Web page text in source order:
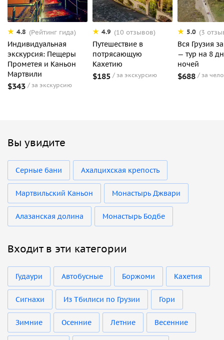
4.8 (Рейтинг гида)
Индивидуальная
экскурсия: Пещеры
Прометея и Каньон
Мартвили
$343 за экскурсию
4.9 (10 отзывов)
Путешествие в
потрясающую
Кахетию
$185 за экскурсию
5.0 (3
Вся Грузия
— тур на 8
ночей
$688 за
Вы увидите
Серные бани Ахалцихская крепость
Мартвильский Каньон Монастырь Джвари
Алазанская долина Монастырь Бодбе
Входит в эти категории
Гудаури Автобусные Боржоми Кахетия
Сигнахи Из Тбилиси по Грузии Гори
Зимние Осенние Летние Весенние